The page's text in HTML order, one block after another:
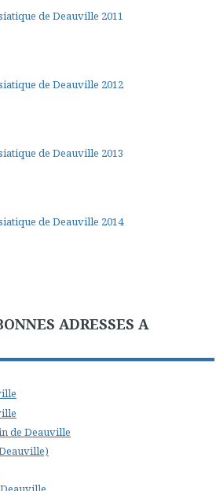
de Deauville 2011
de Deauville 2012
de Deauville 2013
de Deauville 2014
ADRESSES A
de Deauville